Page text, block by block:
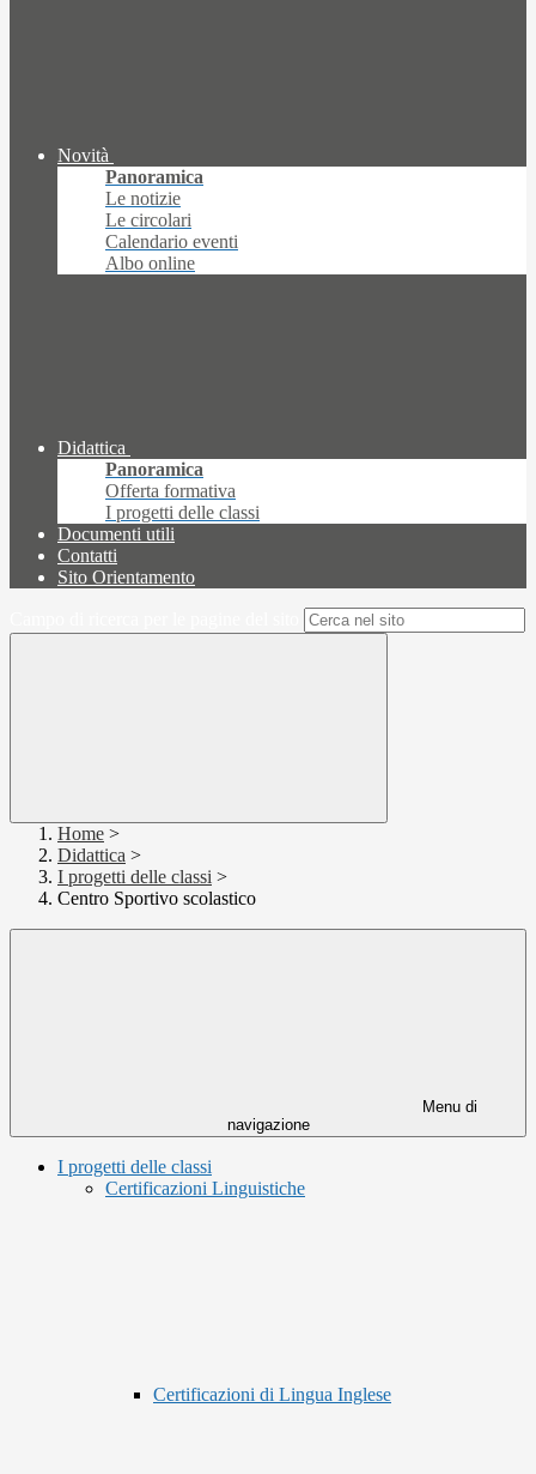
Novità
Panoramica
Le notizie
Le circolari
Calendario eventi
Albo online
Didattica
Panoramica
Offerta formativa
I progetti delle classi
Documenti utili
Contatti
Sito Orientamento
Home >
Didattica >
I progetti delle classi >
Centro Sportivo scolastico
Menu di
navigazione
I progetti delle classi
Certificazioni Linguistiche
Certificazioni di Lingua Inglese